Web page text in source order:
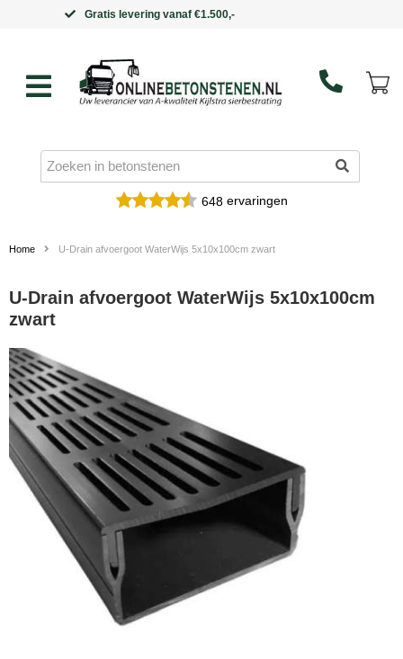
Binnen 5 werkdagen in huis
648ervaringen
Home U-Drain afvoergoot WaterWijs 5x10x100cm zwart
U-Drain afvoergoot WaterWijs 5x10x100cm
zwart